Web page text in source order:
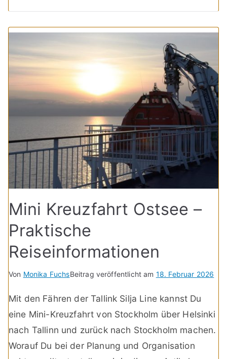
Mini Kreuzfahrt Ostsee –
Praktische
Reiseinformationen
Von Monika FuchsBeitrag veröffentlicht am 18. Februar 2026
Mit den Fähren der Tallink Silja Line kannst Du
eine Mini-Kreuzfahrt von Stockholm über Helsinki
nach Tallinn und zurück nach Stockholm machen.
Worauf Du bei der Planung und Organisation